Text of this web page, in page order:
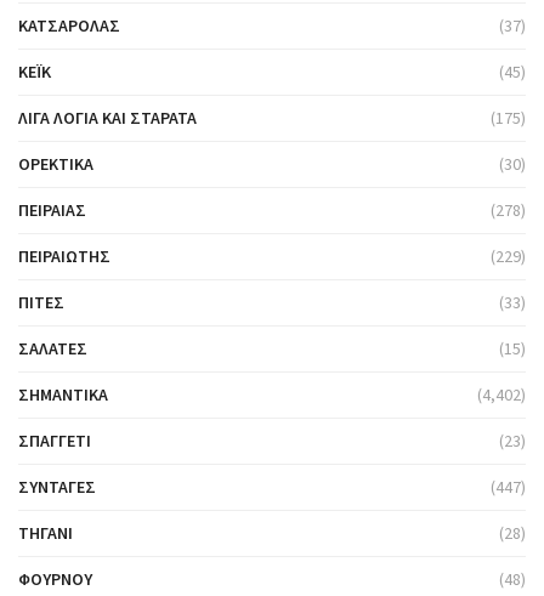
ΚΑΤΣΑΡΌΛΑΣ (37)
ΚΈΙΚ (45)
ΛΊΓΑ ΛΌΓΙΑ ΚΑΙ ΣΤΑΡΆΤΑ (175)
ΟΡΕΚΤΙΚΆ (30)
ΠΕΙΡΑΙΆΣ (278)
ΠΕΙΡΑΙΏΤΗΣ (229)
ΠΊΤΕΣ (33)
ΣΑΛΆΤΕΣ (15)
ΣΗΜΑΝΤΙΚΆ (4,402)
ΣΠΑΓΓΈΤΙ (23)
ΣΥΝΤΑΓΈΣ (447)
ΤΗΓΆΝΙ (28)
ΦΟΎΡΝΟΥ (48)